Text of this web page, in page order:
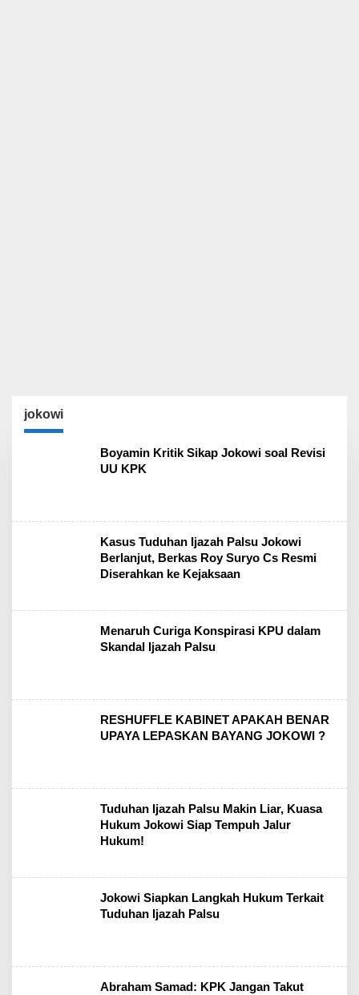
jokowi
Boyamin Kritik Sikap Jokowi soal Revisi
UU KPK
Kasus Tuduhan Ijazah Palsu Jokowi
Berlanjut, Berkas Roy Suryo Cs Resmi
Diserahkan ke Kejaksaan
Menaruh Curiga Konspirasi KPU dalam
Skandal Ijazah Palsu
RESHUFFLE KABINET APAKAH BENAR
UPAYA LEPASKAN BAYANG JOKOWI ?
Tuduhan Ijazah Palsu Makin Liar, Kuasa
Hukum Jokowi Siap Tempuh Jalur
Hukum!
Jokowi Siapkan Langkah Hukum Terkait
Tuduhan Ijazah Palsu
Abraham Samad: KPK Jangan Takut